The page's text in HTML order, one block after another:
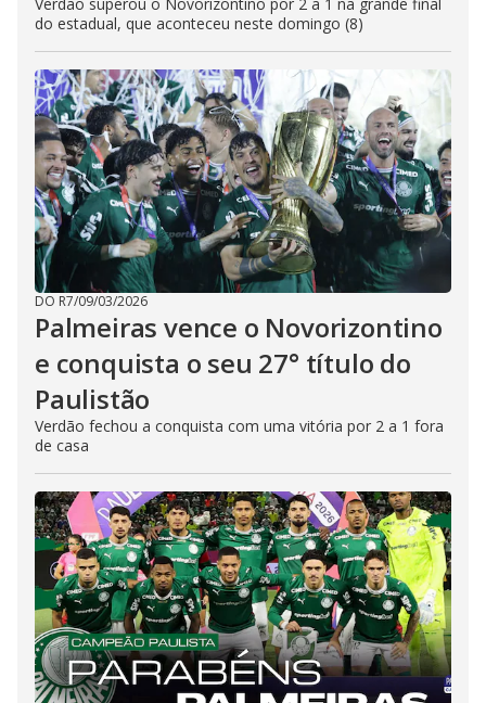
do estadual, que aconteceu neste domingo (8)
DO R7/09/03/2026
Palmeiras vence o Novorizontino
e conquista o seu 27° título do
Paulistão
Verdão fechou a conquista com uma vitória por 2 a 1 fora
de casa